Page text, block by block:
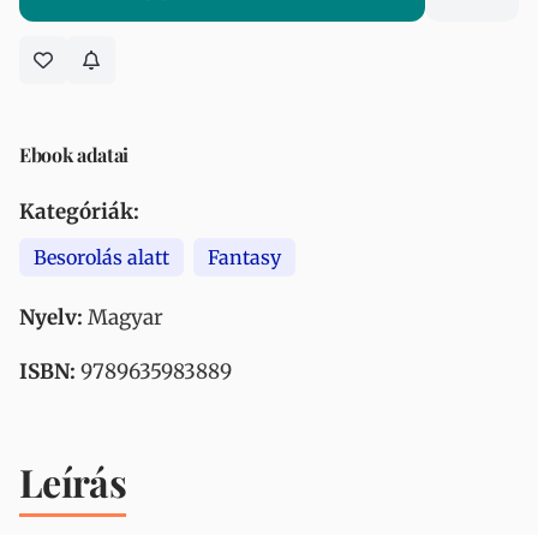
Ebook adatai
Kategóriák:
Besorolás alatt Fantasy
Nyelv: Magyar
ISBN: 9789635983889
Leírás